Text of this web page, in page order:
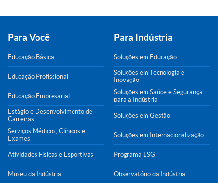
Para Você
Educação Básica
Educação Profissional
Educação Empresarial
Estágio e Desenvolvimento de
Carreiras
Serviços Médicos, Clínicos e
Exames
Atividades Físicas e Esportivas
Museu da Indústria
Para Indústria
Soluções em Educação
Soluções em Tecnologia e
Inovação
Soluções em Saúde e Segurança
para a Indústria
Soluções em Gestão
Soluções em Internacionalização
Programa ESG
Observatório da Indústria